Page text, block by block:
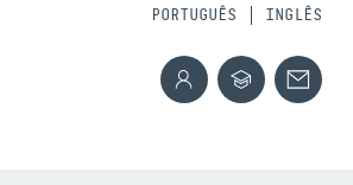
PORTUGUÊS INGLÊS